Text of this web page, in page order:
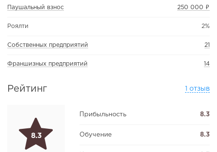
Паушальный взнос 250 000 ₽
Роялти 2%
Собственных предприятий 21
Франшизных предприятий 14
Рейтинг 1 отзыв
8.3
Прибыльность 8.3
Обучение 8.3